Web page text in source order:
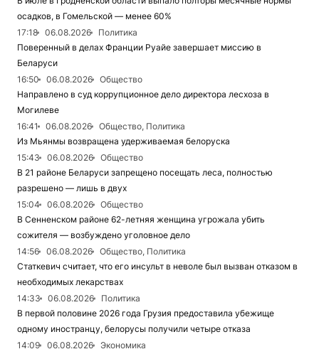
осадков, в Гомельской — менее 60%
17:18
06.08.2026
Политика
Поверенный в делах Франции Руайе завершает миссию в
Беларуси
16:50
06.08.2026
Общество
Направлено в суд коррупционное дело директора лесхоза в
Могилеве
16:41
06.08.2026
Общество, Политика
Из Мьянмы возвращена удерживаемая белоруска
15:43
06.08.2026
Общество
В 21 районе Беларуси запрещено посещать леса, полностью
разрешено — лишь в двух
15:04
06.08.2026
Общество
В Сенненском районе 62-летняя женщина угрожала убить
сожителя — возбуждено уголовное дело
14:56
06.08.2026
Общество, Политика
Статкевич считает, что его инсульт в неволе был вызван отказом в
необходимых лекарствах
14:33
06.08.2026
Политика
В первой половине 2026 года Грузия предоставила убежище
одному иностранцу, белорусы получили четыре отказа
14:09
06.08.2026
Экономика